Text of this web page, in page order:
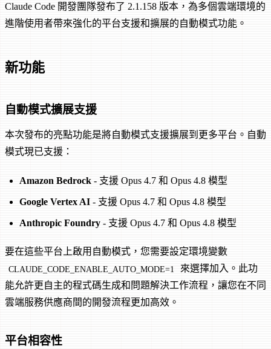
Claude Code 開發團隊發布了 2.1.158 版本，為多個雲端環境的
進階使用者帶來強化的平台支援和擴展的自動模式功能。
新功能
自動模式擴展支援
本次發布的亮點功能是將自動模式支援擴展到更多平台。自動
模式現已支援：
Amazon Bedrock - 支援 Opus 4.7 和 Opus 4.8 模型
Google Vertex AI - 支援 Opus 4.7 和 Opus 4.8 模型
Anthropic Foundry - 支援 Opus 4.7 和 Opus 4.8 模型
要在這些平台上啟用自動模式，您需要設定環境變數
CLAUDE_CODE_ENABLE_AUTO_MODE=1
來選擇加入。此功
能允許更自主的程式碼生成和問題解決工作流程，讓您在不同
雲端服務供應商間的開發流程更加高效。
平台相容性